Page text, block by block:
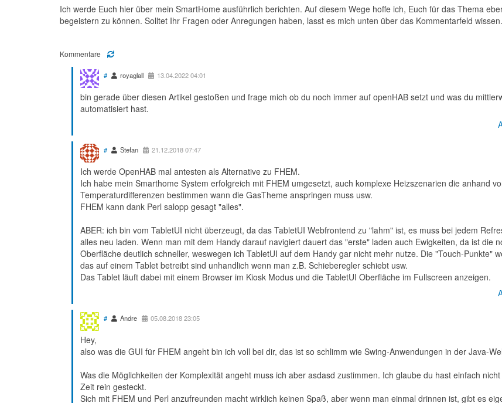
Ich werde Euch hier über mein SmartHome ausführlich berichten. Auf diesem Wege hoffe ich, Euch für das Thema
begeistern zu können. Solltet Ihr Fragen oder Anregungen haben, lasst es mich unten über das Kommentarfeld wissen.
Kommentare
# royaglall 13.04.2022 04:01
bin gerade über diesen Artikel gestoßen und frage mich ob du noch immer auf openHAB setzt und was du
automatisiert hast.
# Stefan 21.12.2018 07:47
Ich werde OpenHAB mal antesten als Alternative zu FHEM.
Ich habe mein Smarthome System erfolgreich mit FHEM umgesetzt, auch komplexe Heizszenarien die anhand
Temperaturdifferenzen bestimmen wann die GasTheme anspringen muss usw.
FHEM kann dank Perl salopp gesagt "alles".
ABER: ich bin vom TabletUI nicht überzeugt, da das TabletUI Webfrontend zu "lahm" ist, es muss bei jedem
alles neu laden. Wenn man mit dem Handy darauf navigiert dauert das "erste" laden auch Ewigkeiten, da ist die
Oberfläche deutlich schneller, weswegen ich TabletUI auf dem Handy gar nicht mehr nutze. Die "Touch-Punkte"
das auf einem Tablet betreibt sind unhandlich wenn man z.B. Schieberegler schiebt usw.
Das Tablet läuft dabei mit einem Browser im Kiosk Modus und die TabletUI Oberfläche im Fullscreen anzeigen.
# Andre 05.08.2018 23:05
Hey,
also was die GUI für FHEM angeht bin ich voll bei dir, das ist so schlimm wie Swing-Anwendungen in der Java-
Was die Möglichkeiten der Komplexität angeht muss ich aber asdasd zustimmen. Ich glaube du hast einfach
Zeit rein gesteckt.
Sich mit FHEM und Perl anzufreunden macht wirklich keinen Spaß, aber wenn man einmal drinnen ist, gibt es